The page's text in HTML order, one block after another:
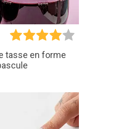
tasse en forme